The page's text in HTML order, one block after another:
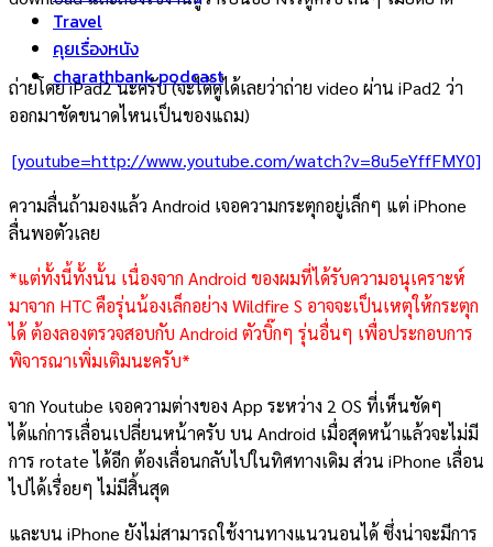
Travel
คุยเรื่องหนัง
charathbank podcast
ถ่ายโดย iPad2 นะครับ (จะได้ดูได้เลยว่าถ่าย video ผ่าน iPad2 ว่า
ออกมาชัดขนาดไหนเป็นของแถม)
[youtube=http://www.youtube.com/watch?v=8u5eYffFMY0]
ความลื่นถ้ามองแล้ว Android เจอความกระตุกอยู่เล็กๆ แต่ iPhone
ลื่นพอตัวเลย
*แต่ทั้งนี้ทั้งนั้น เนื่องจาก Android ของผมที่ได้รับความอนุเคราะห์
มาจาก HTC คือรุ่นน้องเล็กอย่าง Wildfire S อาจจะเป็นเหตุให้กระตุก
ได้ ต้องลองตรวจสอบกับ Android ตัวบิ๊กๆ รุ่นอื่นๆ เพื่อประกอบการ
พิจารณาเพิ่มเติมนะครับ*
จาก Youtube เจอความต่างของ App ระหว่าง 2 OS ที่เห็นชัดๆ
ได้แก่การเลื่อนเปลี่ยนหน้าครับ บน Android เมื่อสุดหน้าแล้วจะไม่มี
การ rotate ได้อีก ต้องเลื่อนกลับไปในทิศทางเดิม ส่วน iPhone เลื่อน
ไปได้เรื่อยๆ ไม่มีสิ้นสุด
และบน iPhone ยังไม่สามารถใช้งานทางแนวนอนได้ ซึ่งน่าจะมีการ